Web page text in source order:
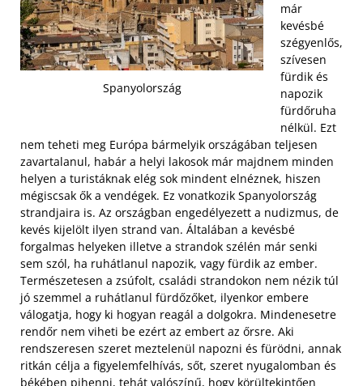
Spanyolország
már
kevésbé
szégyenlős,
szívesen
fürdik és
napozik
fürdőruha
nélkül. Ezt
nem teheti meg Európa bármelyik országában teljesen
zavartalanul, habár a helyi lakosok már majdnem minden
helyen a turistáknak elég sok mindent elnéznek, hiszen
mégiscsak ők a vendégek. Ez vonatkozik Spanyolország
strandjaira is. Az országban engedélyezett a nudizmus, de
kevés kijelölt ilyen strand van. Általában a kevésbé
forgalmas helyeken illetve a strandok szélén már senki
sem szól, ha ruhátlanul napozik, vagy fürdik az ember.
Természetesen a zsúfolt, családi strandokon nem nézik túl
jó szemmel a ruhátlanul fürdőzőket, ilyenkor embere
válogatja, hogy ki hogyan reagál a dolgokra. Mindenesetre
rendőr nem viheti be ezért az embert az őrsre. Aki
rendszeresen szeret meztelenül napozni és fürödni, annak
ritkán célja a figyelemfelhívás, sőt, szeret nyugalomban és
békében pihenni, tehát valószínű, hogy körültekintően